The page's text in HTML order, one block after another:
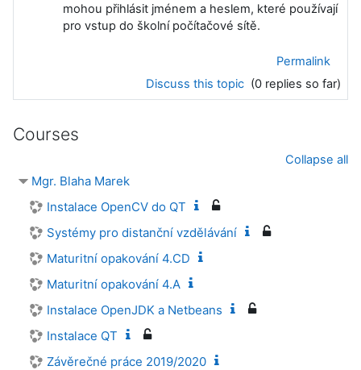
mohou přihlásit jménem a heslem, které používají
pro vstup do školní počítačové sítě.
Permalink
Discuss this topic (0 replies so far)
Courses
Collapse all
Mgr. Blaha Marek
Instalace OpenCV do QT
Systémy pro distanční vzdělávání
Maturitní opakování 4.CD
Maturitní opakování 4.A
Instalace OpenJDK a Netbeans
Instalace QT
Závěrečné práce 2019/2020